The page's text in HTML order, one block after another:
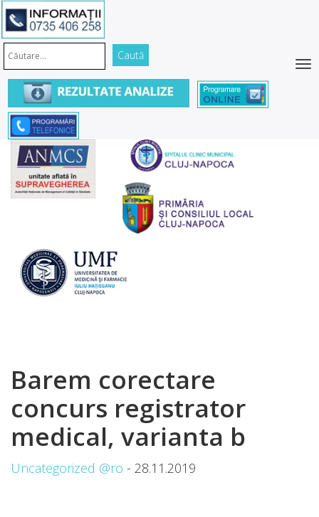
Barem corectare
concurs registrator
medical, varianta b
Uncategorized @ro - 28.11.2019